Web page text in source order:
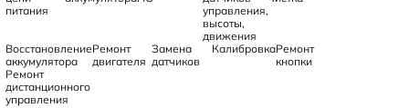
питания
управления,
высоты,
движения
Восстановление
аккумулятора
Ремонт
двигателя
Замена
датчиков
КалибровкаРемонт
кнопки
Ремонт
дистанционного
управления